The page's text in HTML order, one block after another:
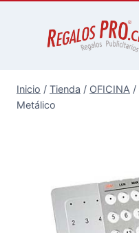
Inicio / Tienda / OFICINA /
Metálico